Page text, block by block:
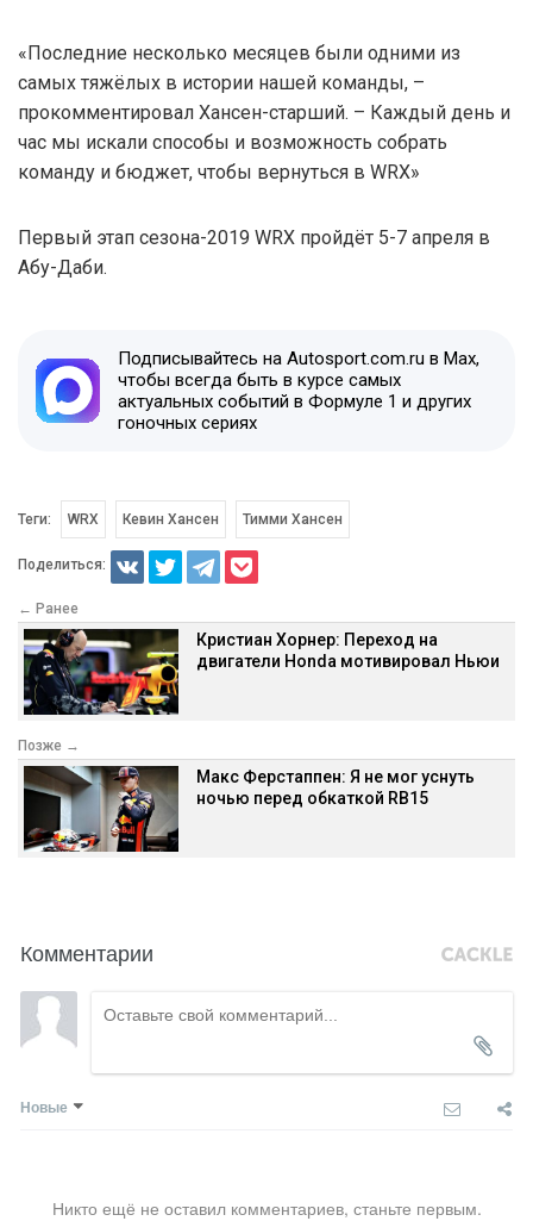
«Последние несколько месяцев были одними из
самых тяжёлых в истории нашей команды, –
прокомментировал Хансен-старший. – Каждый день и
час мы искали способы и возможность собрать
команду и бюджет, чтобы вернуться в WRX»
Первый этап сезона-2019 WRX пройдёт 5-7 апреля в
Абу-Даби.
Подписывайтесь на Autosport.com.ru в Max,
чтобы всегда быть в курсе самых
актуальных событий в Формуле 1 и других
гоночных сериях
Теги: WRX Кевин Хансен Тимми Хансен
Поделиться:
← Ранее
Кристиан Хорнер: Переход на
двигатели Honda мотивировал Ньюи
Позже →
Макс Ферстаппен: Я не мог уснуть
ночью перед обкаткой RB15
Комментарии
Новые
Никто ещё не оставил комментариев, станьте первым.